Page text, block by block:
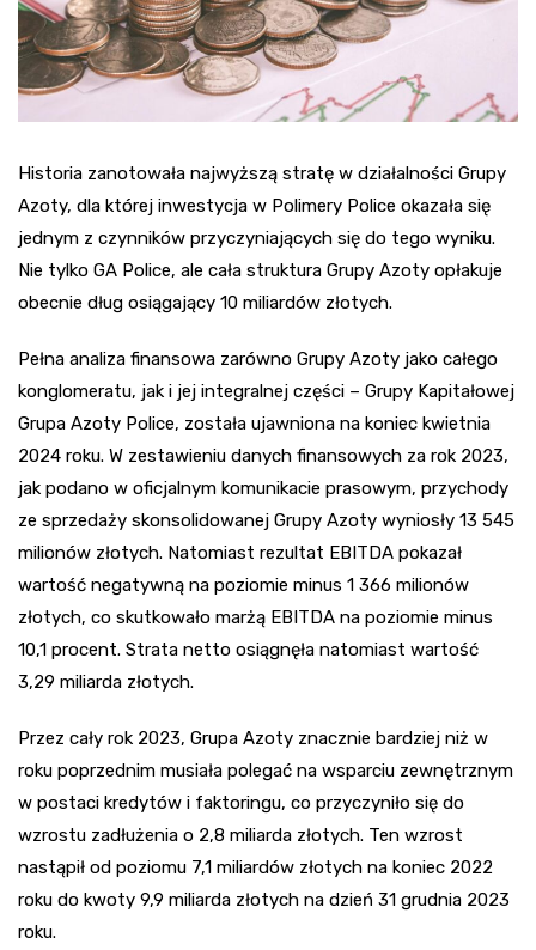
Historia zanotowała najwyższą stratę w działalności Grupy
Azoty, dla której inwestycja w Polimery Police okazała się
jednym z czynników przyczyniających się do tego wyniku.
Nie tylko GA Police, ale cała struktura Grupy Azoty opłakuje
obecnie dług osiągający 10 miliardów złotych.
Pełna analiza finansowa zarówno Grupy Azoty jako całego
konglomeratu, jak i jej integralnej części – Grupy Kapitałowej
Grupa Azoty Police, została ujawniona na koniec kwietnia
2024 roku. W zestawieniu danych finansowych za rok 2023,
jak podano w oficjalnym komunikacie prasowym, przychody
ze sprzedaży skonsolidowanej Grupy Azoty wyniosły 13 545
milionów złotych. Natomiast rezultat EBITDA pokazał
wartość negatywną na poziomie minus 1 366 milionów
złotych, co skutkowało marżą EBITDA na poziomie minus
10,1 procent. Strata netto osiągnęła natomiast wartość
3,29 miliarda złotych.
Przez cały rok 2023, Grupa Azoty znacznie bardziej niż w
roku poprzednim musiała polegać na wsparciu zewnętrznym
w postaci kredytów i faktoringu, co przyczyniło się do
wzrostu zadłużenia o 2,8 miliarda złotych. Ten wzrost
nastąpił od poziomu 7,1 miliardów złotych na koniec 2022
roku do kwoty 9,9 miliarda złotych na dzień 31 grudnia 2023
roku.